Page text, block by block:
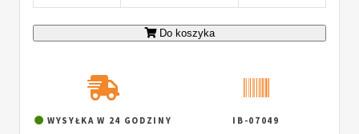
Do koszyka
WYSYŁKA W 24 GODZINY IB-07049